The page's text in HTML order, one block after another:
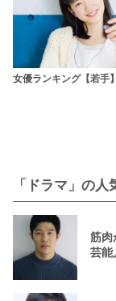
女優ランキング【若手】
「ドラマ」の
筋肉
芸能